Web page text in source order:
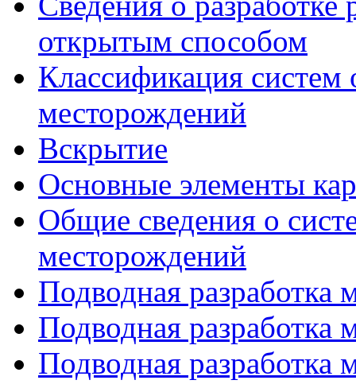
открытым способом
Классификация систем
месторождений
Вскрытие
Основные элементы
Общие сведения о
месторождений
Подводная разработка
Подводная разработка
Подводная разработка